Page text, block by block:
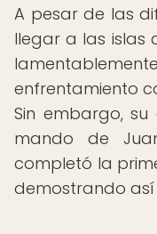
A pesar de las
llegar a las islas
enfrentamiento
Sin embargo,
mando de
completó la
demostrando así